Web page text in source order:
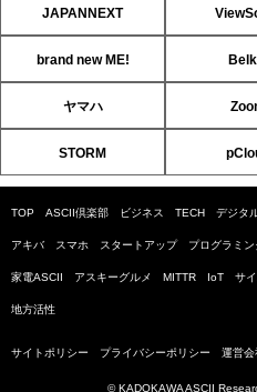
JAPANNEXT
brand new ME!
ヤマハ
STORM
TOP ASCII倶楽部 ビジネス TECH デジタ
アキバ スマホ スタートアップ プログラミン
家電ASCII アスキーグルメ MITTR IoT サ
地方活性
サイトポリシー プライバシーポリシー 運営会
© KADOKAWA ASCII